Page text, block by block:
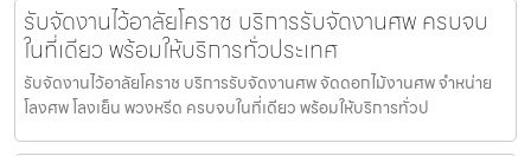
รับจัดงานไว้อาลัยโคราช บริการรับจัดงานศพ ครบจบ
ในที่เดียว พร้อมให้บริการทั่วประเทศ
รับจัดงานไว้อาลัยโคราช บริการรับจัดงานศพ จัดดอกไม้งานศพ จำหน่าย
โลงศพ โลงเย็น พวงหรีด ครบจบในที่เดียว พร้อมให้บริการทั่วป